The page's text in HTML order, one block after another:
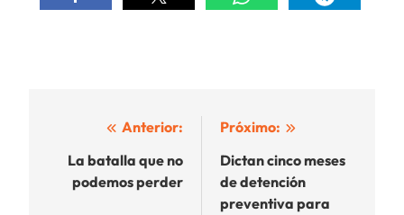
Navegación
de
entradas
Anterior:
La batalla que no
podemos perder
Próximo:
Dictan cinco meses
de detención
preventiva para